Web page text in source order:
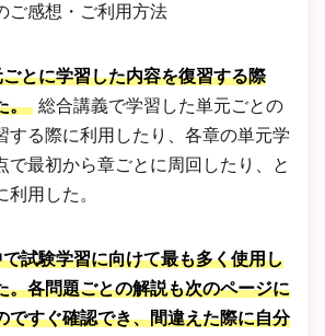
ご感想・ご利用方法
とに学習した内容を復習する際
。 総合講義で学習した単元ごとの
する際に利用したり、各章の単元学
で最初から章ごとに周回したり、と
用した。
試験学習に向けて最も多く使用し
。各問題ごとの解説も次のページに
ですぐ確認でき、間違えた際に自分